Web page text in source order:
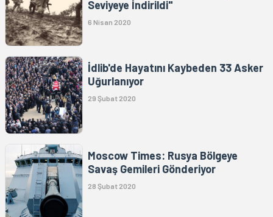
Seviyeye İndirildi"
6 Nisan 2020
İdlib'de Hayatını Kaybeden 33 Asker
Uğurlanıyor
29 Şubat 2020
Moscow Times: Rusya Bölgeye
Savaş Gemileri Gönderiyor
28 Şubat 2020